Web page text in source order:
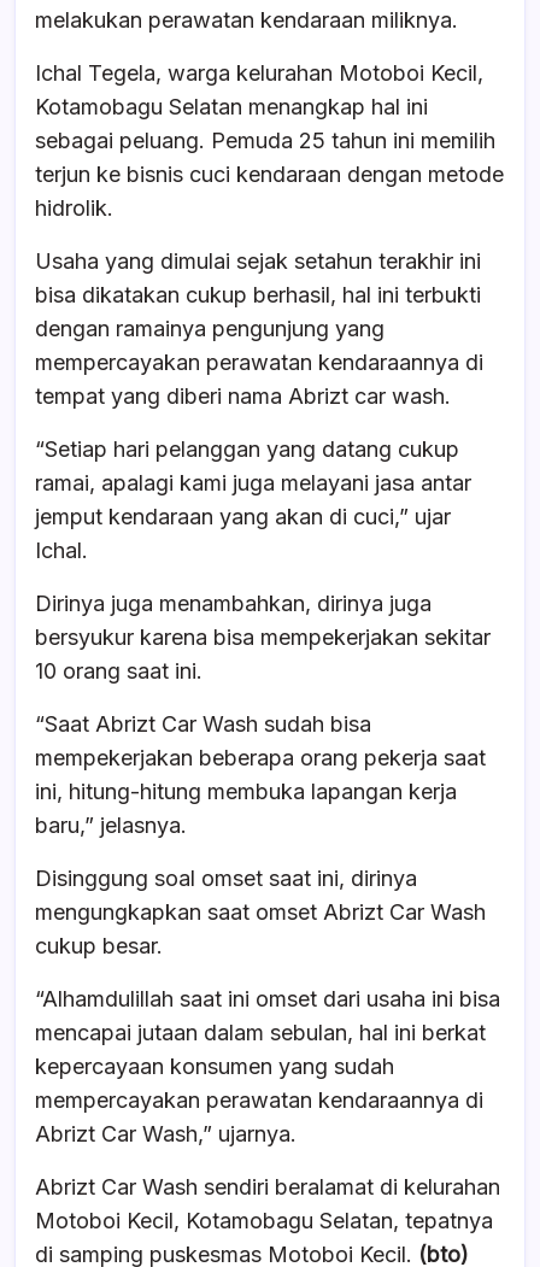
melakukan perawatan kendaraan miliknya.
Ichal Tegela, warga kelurahan Motoboi Kecil,
Kotamobagu Selatan menangkap hal ini
sebagai peluang. Pemuda 25 tahun ini memilih
terjun ke bisnis cuci kendaraan dengan metode
hidrolik.
Usaha yang dimulai sejak setahun terakhir ini
bisa dikatakan cukup berhasil, hal ini terbukti
dengan ramainya pengunjung yang
mempercayakan perawatan kendaraannya di
tempat yang diberi nama Abrizt car wash.
“Setiap hari pelanggan yang datang cukup
ramai, apalagi kami juga melayani jasa antar
jemput kendaraan yang akan di cuci,” ujar
Ichal.
Dirinya juga menambahkan, dirinya juga
bersyukur karena bisa mempekerjakan sekitar
10 orang saat ini.
“Saat Abrizt Car Wash sudah bisa
mempekerjakan beberapa orang pekerja saat
ini, hitung-hitung membuka lapangan kerja
baru,” jelasnya.
Disinggung soal omset saat ini, dirinya
mengungkapkan saat omset Abrizt Car Wash
cukup besar.
“Alhamdulillah saat ini omset dari usaha ini bisa
mencapai jutaan dalam sebulan, hal ini berkat
kepercayaan konsumen yang sudah
mempercayakan perawatan kendaraannya di
Abrizt Car Wash,” ujarnya.
Abrizt Car Wash sendiri beralamat di kelurahan
Motoboi Kecil, Kotamobagu Selatan, tepatnya
di samping puskesmas Motoboi Kecil. (bto)